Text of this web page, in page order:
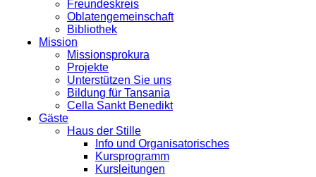
Freundeskreis
Oblatengemeinschaft
Bibliothek
Mission
Missionsprokura
Projekte
Unterstützen Sie uns
Bildung für Tansania
Cella Sankt Benedikt
Gäste
Haus der Stille
Info und Organisatorisches
Kursprogramm
Kursleitungen